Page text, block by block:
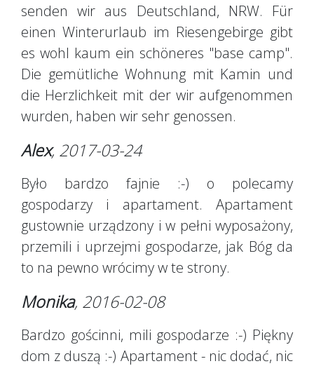
senden wir aus Deutschland, NRW. Für
einen Winterurlaub im Riesengebirge gibt
es wohl kaum ein schöneres "base camp".
Die gemütliche Wohnung mit Kamin und
die Herzlichkeit mit der wir aufgenommen
wurden, haben wir sehr genossen.
Alex, 2017-03-24
Było bardzo fajnie :-) o polecamy
gospodarzy i apartament. Apartament
gustownie urządzony i w pełni wyposażony,
przemili i uprzejmi gospodarze, jak Bóg da
to na pewno wrócimy w te strony.
Monika, 2016-02-08
Bardzo gościnni, mili gospodarze :-) Piękny
dom z duszą :-) Apartament - nic dodać, nic